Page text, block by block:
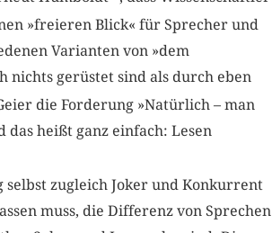
»freieren Blick« für Sprecher und
Varianten von »dem
nichts gerüstet sind als durch eben
die Forderung »Natürlich – man
das heißt ganz einfach: Lesen
selbst zugleich Joker und Konkurrent
muss, die Differenz von Sprechen